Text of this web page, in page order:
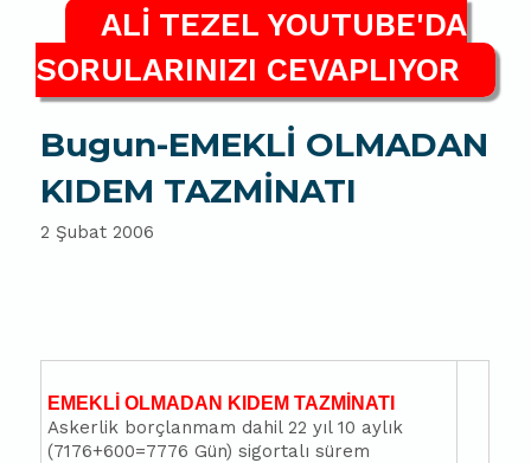
ALİ TEZEL YOUTUBE'DA
SORULARINIZI CEVAPLIYOR
Bugun-EMEKLİ OLMADAN
KIDEM TAZMİNATI
2 Şubat 2006
EMEKLİ OLMADAN KIDEM TAZMİNATI
Askerlik borçlanmam dahil 22 yıl 10 aylık
(7176+600=7776 Gün) sigortalı sürem